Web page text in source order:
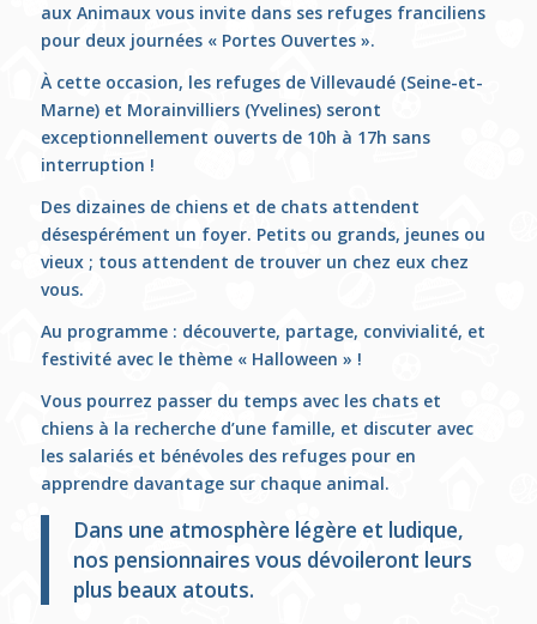
aux Animaux vous invite dans ses refuges franciliens
pour deux journées « Portes Ouvertes ».
À cette occasion, les refuges de Villevaudé (Seine-et-
Marne) et Morainvilliers (Yvelines) seront
exceptionnellement ouverts de 10h à 17h sans
interruption !
Des dizaines de chiens et de chats attendent
désespérément un foyer. Petits ou grands, jeunes ou
vieux ; tous attendent de trouver un chez eux chez
vous.
Au programme : découverte, partage, convivialité, et
festivité avec le thème « Halloween » !
Vous pourrez passer du temps avec les chats et
chiens à la recherche d’une famille, et discuter avec
les salariés et bénévoles des refuges pour en
apprendre davantage sur chaque animal.
Dans une atmosphère légère et ludique,
nos pensionnaires vous dévoileront leurs
plus beaux atouts.